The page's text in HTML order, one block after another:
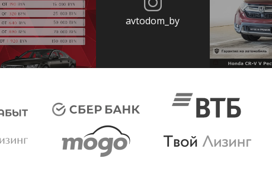
avtodom_by